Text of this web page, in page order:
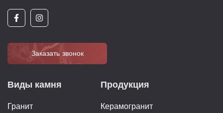
Заказать звонок
Виды камня
Гранит
Продукция
Керамогранит